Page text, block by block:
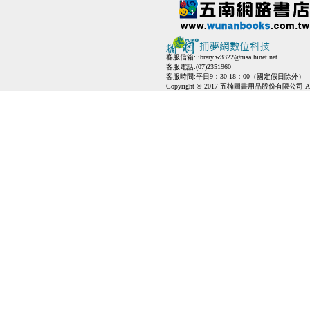
客服信箱:library.w3322@msa.hinet.net
客服電話:(07)2351960
客服時間:平日9：30-18：00（國定假日除外）
Copyright © 2017 五楠圖書用品股份有限公司